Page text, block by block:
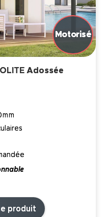
Adossée
produit